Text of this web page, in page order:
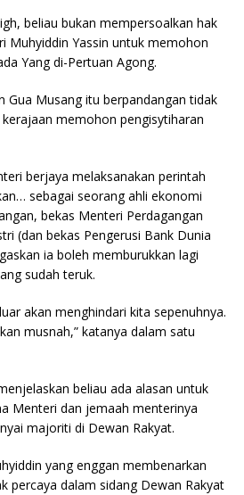
beliau bukan mempersoalkan hak
Muhyiddin Yassin untuk memohon
Yang di-Pertuan Agong.
Gua Musang itu berpandangan tidak
kerajaan memohon pengisytiharan
berjaya melaksanakan perintah
sebagai seorang ahli ekonomi
bekas Menteri Perdagangan
(dan bekas Pengerusi Bank Dunia
ia boleh memburukkan lagi
sudah teruk.
akan menghindari kita sepenuhnya.
musnah,” katanya dalam satu
beliau ada alasan untuk
Menteri dan jemaah menterinya
majoriti di Dewan Rakyat.
yang enggan membenarkan
percaya dalam sidang Dewan Rakyat